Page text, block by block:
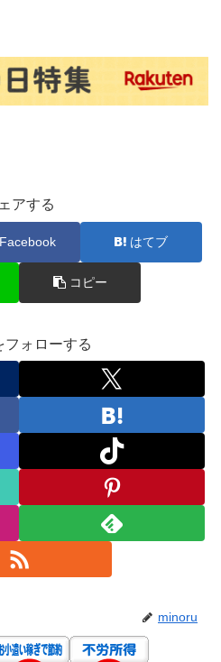
アする
Facebook はてブ
コピー
フォローする
minoru